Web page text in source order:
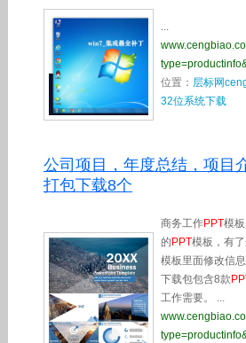
...
位置： 层标网
32位系统下载
公司项目，年度总结，项目
打包下载8个
商务工作PPT模
的 PPT模板，有
模板里面修改信
下载包包含8款
工作需要。 ...